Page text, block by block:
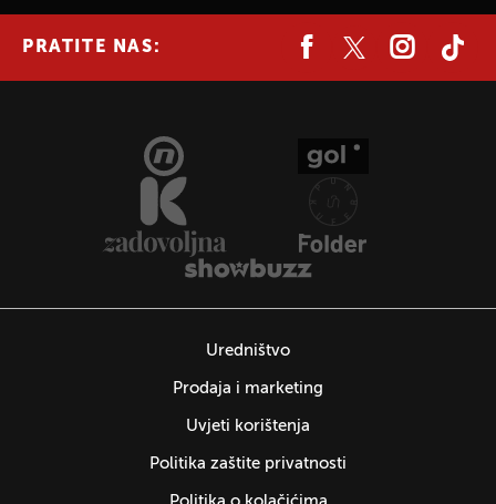
PRATITE NAS:
Uredništvo
Prodaja i marketing
Uvjeti korištenja
Politika zaštite privatnosti